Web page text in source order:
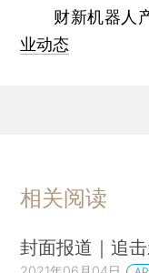
财新机器人产
业动态
相关阅读
封面报道｜追